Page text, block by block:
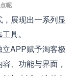
呢
展现出一系列显
具。
APP赋予淘客极
、功能与界面，